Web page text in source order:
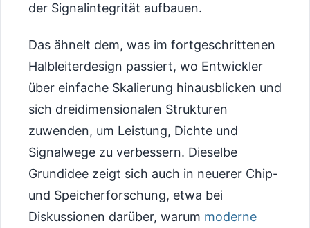
der Signalintegrität aufbauen.
Das ähnelt dem, was im fortgeschrittenen
Halbleiterdesign passiert, wo Entwickler
über einfache Skalierung hinausblicken und
sich dreidimensionalen Strukturen
zuwenden, um Leistung, Dichte und
Signalwege zu verbessern. Dieselbe
Grundidee zeigt sich auch in neuerer Chip-
und Speicherforschung, etwa bei
Diskussionen darüber, warum moderne